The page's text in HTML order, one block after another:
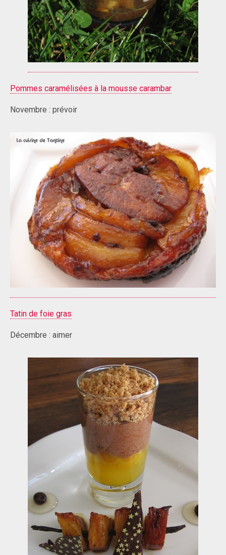
Pommes caramélisées à la mousse carambar
Novembre : prévoir
Tatin de foie gras
Décembre : aimer